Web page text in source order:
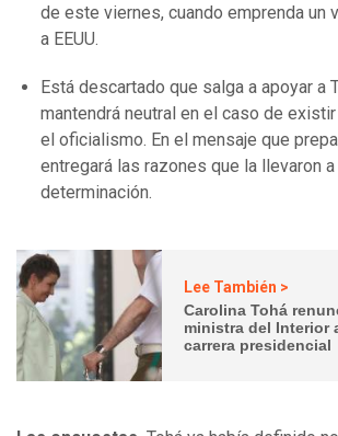
de este viernes, cuando emprenda un
a EEUU.
Está descartado que salga a apoyar a
mantendrá neutral en el caso de
el oficialismo. En el mensaje que
entregará las razones que la llevaron
determinación.
Lee También >
Carolina Tohá
ministra del Interior
carrera presidencial